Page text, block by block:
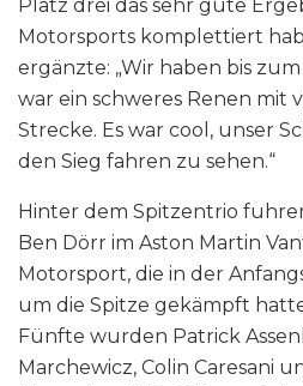
Platz drei das sehr gute
Motorsports komplettiert
ergänzte: „Wir haben bis
war ein schweres Renen mit
Strecke. Es war cool, unser
den Sieg fahren zu sehen.“
Hinter dem Spitzentrio
Ben Dörr im Aston Martin
Motorsport, die in der
um die Spitze gekämpft
Fünfte wurden Patrick
Marchewicz, Colin Caresani